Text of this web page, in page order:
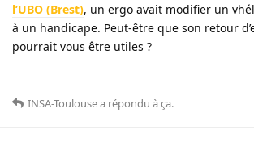
l’UBO (Brest), un ergo avait modifier un
à un handicape. Peut-être que son retour
pourrait vous être utiles ?
INSA-Toulousea répondu à ça.